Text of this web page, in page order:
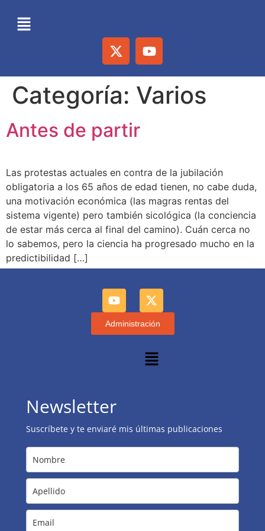
Categoría: Varios
Antes de partir
Las protestas actuales en contra de la jubilación
obligatoria a los 65 años de edad tienen, no cabe duda,
una motivación económica (las magras rentas del
sistema vigente) pero también sicológica (la conciencia
de estar más cerca al final del camino). Cuán cerca no
lo sabemos, pero la ciencia ha progresado mucho en la
predictibilidad […]
Administración
Newsletter
Suscríbete y te enviaré mis últimas publicaciones